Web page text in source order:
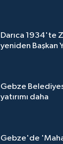
Darıca 1934'te
yeniden Başkan
Gebze
yatırımı daha
Gebze'de